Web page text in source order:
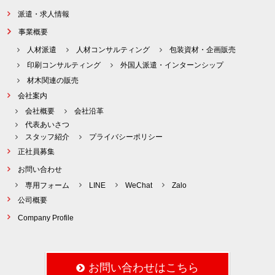
派遣・求人情報
事業概要
人材派遣 人材コンサルティング
包装資材・企画販売
印刷コンサルティング
外国人派遣・インターンシップ
材木関連の販売
会社案内
会社概要
会社沿革
代表あいさつ
スタッフ紹介
プライバシーポリシー
正社員募集
お問い合わせ
専用フォーム
LINE WeChat
Zalo
公司概要
Company Profile
お問い合わせはこちら